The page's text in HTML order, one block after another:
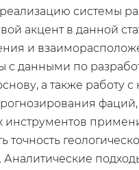
системы
акцент в данной
и
данными по
а также
точность
Аналитические